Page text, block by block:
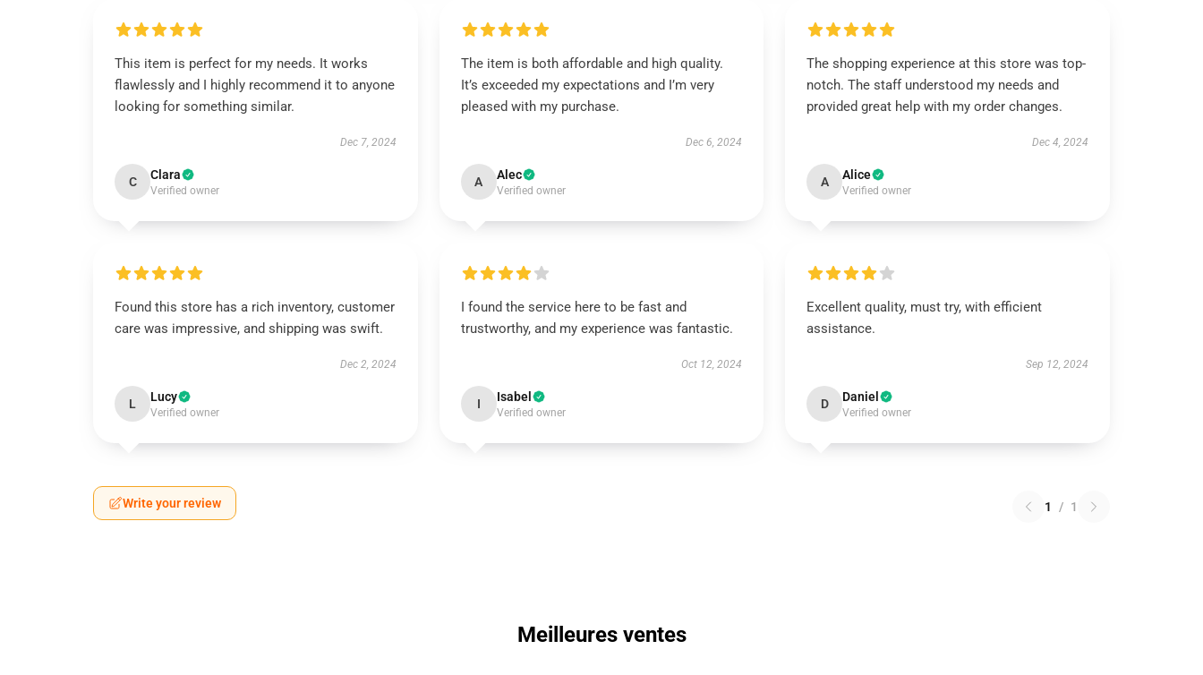
This item is perfect for my needs. It works
flawlessly and I highly recommend it to anyone
looking for something similar.
Dec 7, 2024
C Clara
Verified owner
The item is both affordable and high quality.
It’s exceeded my expectations and I’m very
pleased with my purchase.
Dec 6, 2024
A Alec
Verified owner
The shopping experience at this store was top-
notch. The staff understood my needs and
provided great help with my order changes.
Dec 4, 2024
A Alice
Verified owner
Found this store has a rich inventory, customer
care was impressive, and shipping was swift.
Dec 2, 2024
L Lucy
Verified owner
I found the service here to be fast and
trustworthy, and my experience was fantastic.
Oct 12, 2024
I Isabel
Verified owner
Excellent quality, must try, with efficient
assistance.
Sep 12, 2024
D Daniel
Verified owner
Write your review 1 / 1
Meilleures ventes